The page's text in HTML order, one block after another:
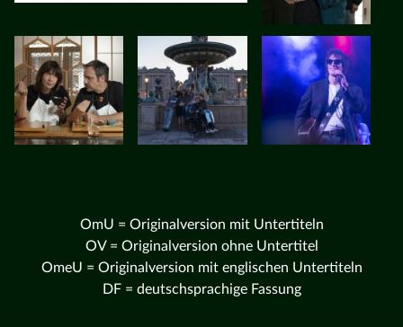
OmU = Originalversion mit Untertiteln
OV = Originalversion ohne Untertitel
OmeU = Originalversion mit englischen Untertiteln
DF = deutschsprachige Fassung